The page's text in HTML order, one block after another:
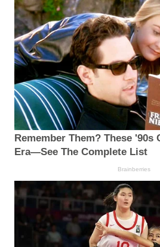
Remember Them? These '90s
Era—See The Complete List
Brainberries